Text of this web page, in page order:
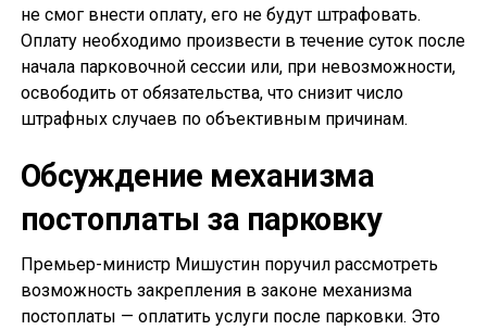
не смог внести оплату, его не будут штрафовать.
Оплату необходимо произвести в течение суток после
начала парковочной сессии или, при невозможности,
освободить от обязательства, что снизит число
штрафных случаев по объективным причинам.
Обсуждение механизма
постоплаты за парковку
Премьер-министр Мишустин поручил рассмотреть
возможность закрепления в законе механизма
постоплаты — оплатить услуги после парковки. Это